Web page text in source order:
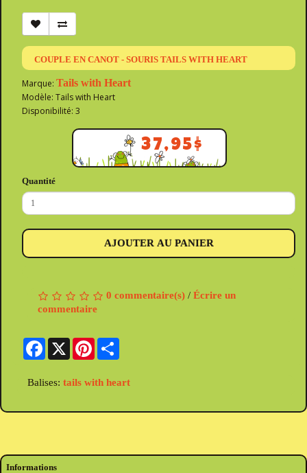
COUPLE EN CANOT - SOURIS TAILS WITH HEART
Marque: Tails with Heart
Modèle: Tails with Heart
Disponibilité: 3
37,95$
Quantité
AJOUTER AU PANIER
0 commentaire(s) / Écrire un
commentaire
Facebook
X Pinterest
Balises: tails with heart
Informations